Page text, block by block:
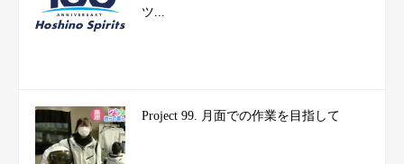
ツ...
Project 99. 月面での作業を目指して